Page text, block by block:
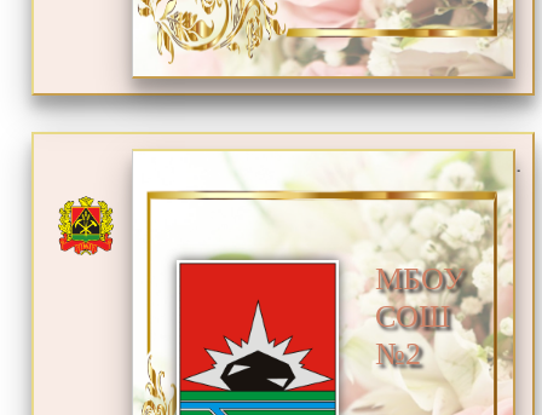
.
МБОУ
СОШ
№2